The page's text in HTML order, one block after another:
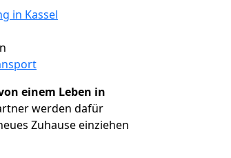
in Kassel
einem Leben in
werden dafür
Zuhause einziehen